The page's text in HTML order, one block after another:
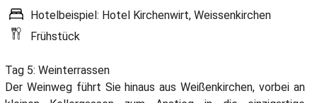
Hotelbeispiel: Hotel Kirchenwirt, Weissenkirchen
Frühstück
Tag 5: Weinterrassen
Der Weinweg führt Sie hinaus aus Weißenkirchen, vorbei an